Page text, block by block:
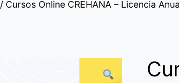
/ Cursos Online CREHANA – Licencia